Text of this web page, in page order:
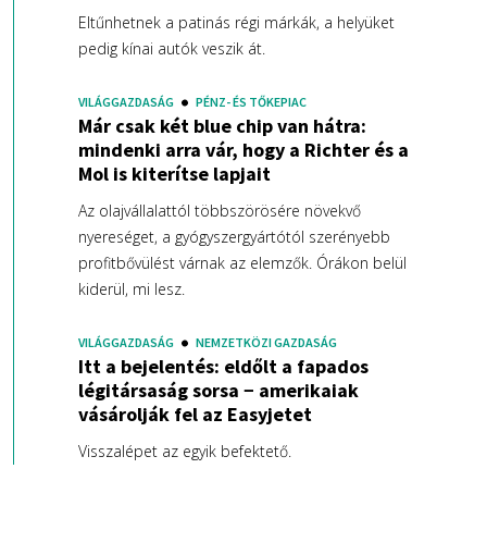
Eltűnhetnek a patinás régi márkák, a helyüket
pedig kínai autók veszik át.
VILÁGGAZDASÁG PÉNZ- ÉS TŐKEPIAC
Már csak két blue chip van hátra:
mindenki arra vár, hogy a Richter és a
Mol is kiterítse lapjait
Az olajvállalattól többszörösére növekvő
nyereséget, a gyógyszergyártótól szerényebb
profitbővülést várnak az elemzők. Órákon belül
kiderül, mi lesz.
VILÁGGAZDASÁG NEMZETKÖZI GAZDASÁG
Itt a bejelentés: eldőlt a fapados
légitársaság sorsa − amerikaiak
vásárolják fel az Easyjetet
Visszalépet az egyik befektető.